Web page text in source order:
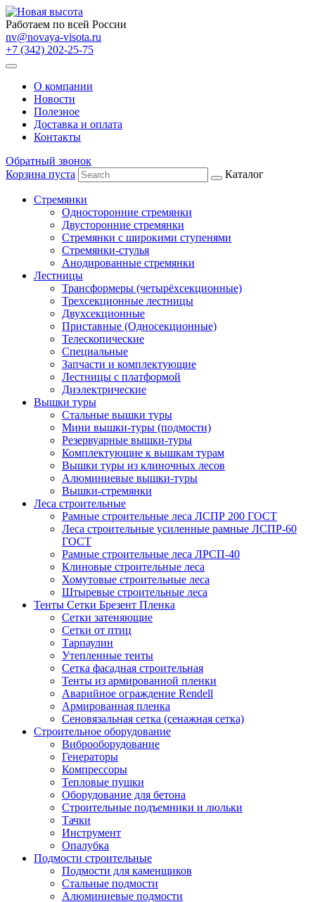
Работаем по всей России
nv@novaya-visota.ru
+7 (342) 202-25-75
О компании
Новости
Полезное
Доставка и оплата
Контакты
Обратный звонок
Корзина пуста
Каталог
Стремянки
Односторонние стремянки
Двусторонние стремянки
Стремянки с широкими ступенями
Стремянки-стулья
Анодированные стремянки
Лестницы
Трансформеры (четырёхсекционные)
Трехсекционные лестницы
Двухсекционные
Приставные (Односекционные)
Телескопические
Специальные
Запчасти и комплектующие
Лестницы с платформой
Диэлектрические
Вышки туры
Стальные вышки туры
Мини вышки-туры (подмости)
Резервуарные вышки-туры
Комплектующие к вышкам турам
Вышки туры из клиночных лесов
Алюминиевые вышки-туры
Вышки-стремянки
Леса строительные
Рамные строительные леса ЛСПР 200 ГОСТ
Леса строительные усиленные рамные ЛСПР-60
ГОСТ
Рамные строительные леса ЛРСП-40
Клиновые строительные леса
Хомутовые строительные леса
Штыревые строительные леса
Тенты Сетки Брезент Пленка
Сетки затеняющие
Сетки от птиц
Тарпаулин
Утепленные тенты
Сетка фасадная строительная
Тенты из армированной пленки
Аварийное ограждение Rendell
Армированная пленка
Сеновязальная сетка (сенажная сетка)
Строительное оборудование
Виброоборудование
Генераторы
Компрессоры
Тепловые пушки
Оборудование для бетона
Строительные подъемники и люльки
Тачки
Инструмент
Опалубка
Подмости строительные
Подмости для каменщиков
Стальные подмости
Алюминиевые подмости